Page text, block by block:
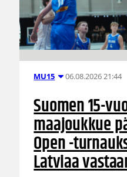
MU15 06.08.2026 21:44
Suomen 15-
maajoukkue
Open -
Latviaa